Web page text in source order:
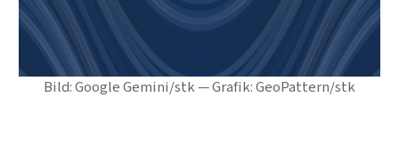
Bild: Google Gemini/stk — Grafik: GeoPattern/stk